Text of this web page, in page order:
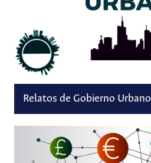
Relatos de Gobierno Urbano